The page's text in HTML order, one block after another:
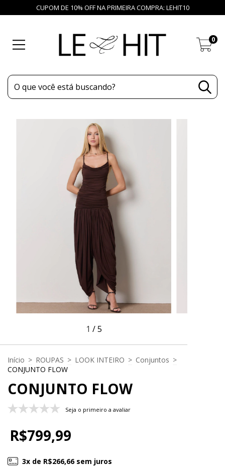
CUPOM DE 10% OFF NA PRIMEIRA COMPRA: LEHIT10
0
1 /5
Início > ROUPAS > LOOK INTEIRO > Conjuntos >
CONJUNTO FLOW
CONJUNTO FLOW
Seja o primeiro a avaliar
R$799,99
3x de R$266,66sem juros